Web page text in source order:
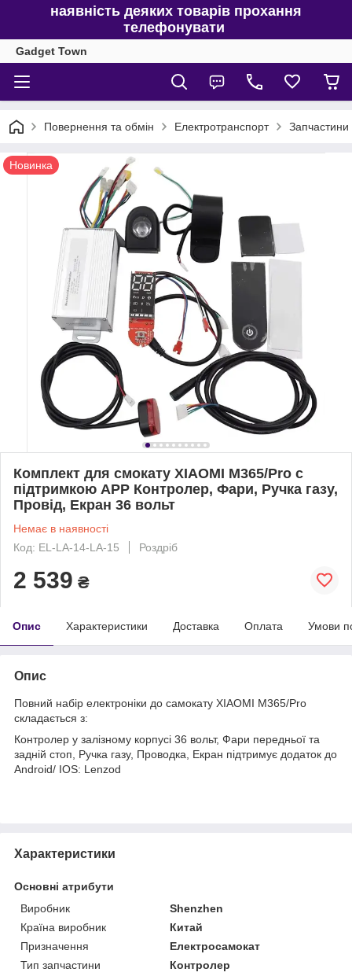
наявність деяких товарів прохання
телефонувати
Gadget Town
Повернення та обмін Електротранспорт Запчастини
Новинка
Комплект для смокату XIAOMI M365/Pro c
підтримкою APP Контролер, Фари, Ручка газу,
Провід, Екран 36 вольт
Немає в наявності
Код: EL-LA-14-LA-15
Роздріб
2 539 ₴
Опис Характеристики Доставка Оплата Умови
Опис
Повний набір електроніки до самокату XIAOMI M365/Pro
складається з:
Контролер у залізному корпусі 36 вольт, Фари передньої та
задній стоп, Ручка газу, Проводка, Екран підтримує додаток до
Android/ IOS: Lenzod
Характеристики
Основні атрибути
Виробник
Shenzhen
Країна виробник
Китай
Призначення
Електросамокат
Тип запчастини
Контролер